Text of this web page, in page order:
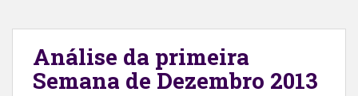
Análise da primeira
Semana de Dezembro 2013